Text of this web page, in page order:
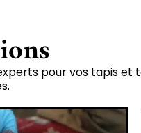
pour vos tapis